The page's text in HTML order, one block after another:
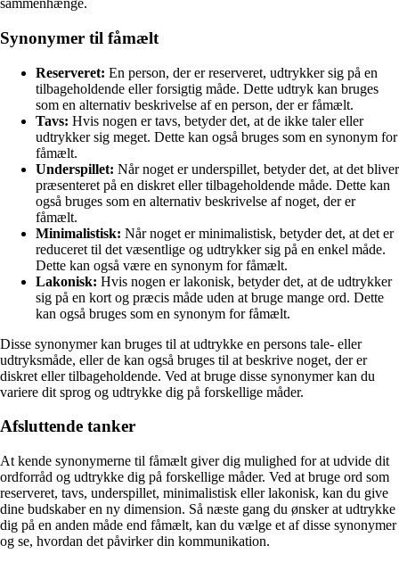
sammenhænge.
Synonymer til fåmælt
Reserveret: En person, der er reserveret, udtrykker sig på en
tilbageholdende eller forsigtig måde. Dette udtryk kan bruges
som en alternativ beskrivelse af en person, der er fåmælt.
Tavs: Hvis nogen er tavs, betyder det, at de ikke taler eller
udtrykker sig meget. Dette kan også bruges som en synonym for
fåmælt.
Underspillet: Når noget er underspillet, betyder det, at det bliver
præsenteret på en diskret eller tilbageholdende måde. Dette kan
også bruges som en alternativ beskrivelse af noget, der er
fåmælt.
Minimalistisk: Når noget er minimalistisk, betyder det, at det er
reduceret til det væsentlige og udtrykker sig på en enkel måde.
Dette kan også være en synonym for fåmælt.
Lakonisk: Hvis nogen er lakonisk, betyder det, at de udtrykker
sig på en kort og præcis måde uden at bruge mange ord. Dette
kan også bruges som en synonym for fåmælt.
Disse synonymer kan bruges til at udtrykke en persons tale- eller
udtryksmåde, eller de kan også bruges til at beskrive noget, der er
diskret eller tilbageholdende. Ved at bruge disse synonymer kan du
variere dit sprog og udtrykke dig på forskellige måder.
Afsluttende tanker
At kende synonymerne til fåmælt giver dig mulighed for at udvide dit
ordforråd og udtrykke dig på forskellige måder. Ved at bruge ord som
reserveret, tavs, underspillet, minimalistisk eller lakonisk, kan du give
dine budskaber en ny dimension. Så næste gang du ønsker at udtrykke
dig på en anden måde end fåmælt, kan du vælge et af disse synonymer
og se, hvordan det påvirker din kommunikation.